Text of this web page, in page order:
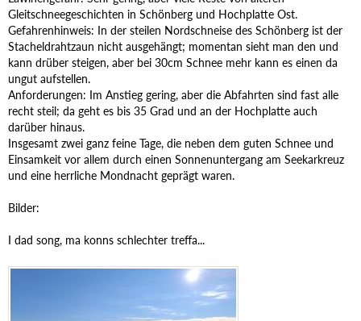
Gleitschneegeschichten in Schönberg und Hochplatte Ost.
Gefahrenhinweis: In der steilen Nordschneise des Schönberg ist der
Stacheldrahtzaun nicht ausgehängt; momentan sieht man den und
kann drüber steigen, aber bei 30cm Schnee mehr kann es einen da
ungut aufstellen.
Anforderungen: Im Anstieg gering, aber die Abfahrten sind fast alle
recht steil; da geht es bis 35 Grad und an der Hochplatte auch
darüber hinaus.
Insgesamt zwei ganz feine Tage, die neben dem guten Schnee und
Einsamkeit vor allem durch einen Sonnenuntergang am Seekarkreuz
und eine herrliche Mondnacht geprägt waren.
Bilder:
I dad song, ma konns schlechter treffa...